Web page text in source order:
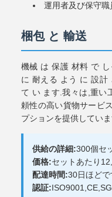
運用者及び保守職
梱包 と 輸送
機械 は 保護 材料 で
に 耐える よう に 設計
て い ます.我々は,重い
頼性の高い貨物サービ
プションを提供してい
供給の詳細:300個セ
価格:セットあたり
配達時間:30日ほどで
認証: